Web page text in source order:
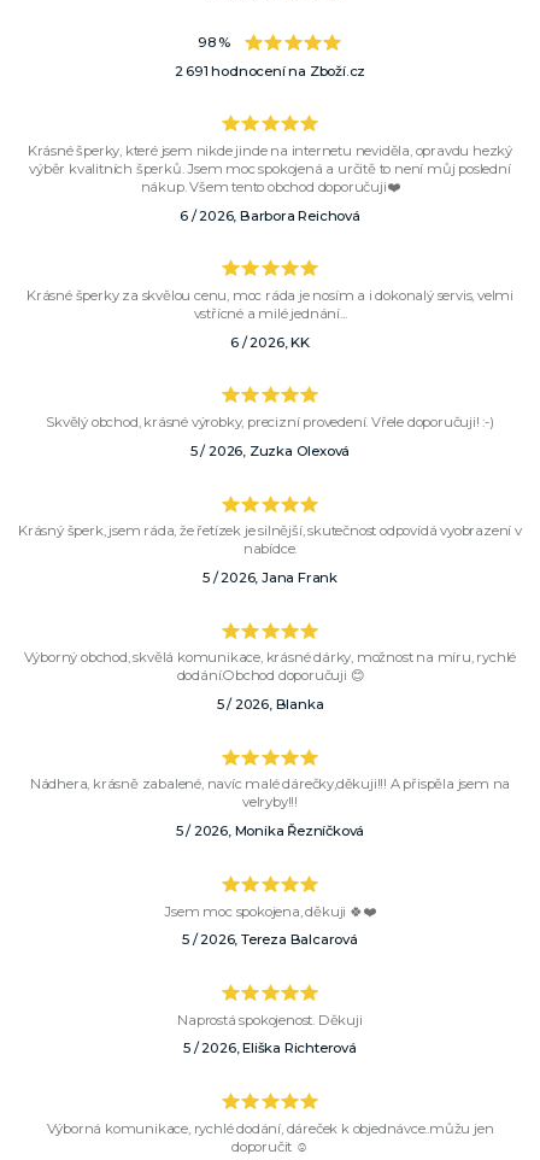
98 %
2 691 hodnocení na Zboží.cz
Krásné šperky, které jsem nikde jinde na internetu neviděla, opravdu hezký
výběr kvalitních šperků. Jsem moc spokojená a určitě to není můj poslední
nákup. Všem tento obchod doporučuji❤️
6 / 2026, Barbora Reichová
Krásné šperky za skvělou cenu, moc ráda je nosím a i dokonalý servis, velmi
vstřícné a milé jednání...
6 / 2026, KK
Skvělý obchod, krásné výrobky, precizní provedení. Vřele doporučuji! :-)
5 / 2026, Zuzka Olexová
Krásný šperk, jsem ráda, že řetízek je silnější, skutečnost odpovídá vyobrazení v
nabídce.
5 / 2026, Jana Frank
Výborný obchod, skvělá komunikace, krásné dárky, možnost na míru, rychlé
dodání.Obchod doporučuji 😊
5 / 2026, Blanka
Nádhera, krásně zabalené, navíc malé dárečky,děkuji!!! A přispěla jsem na
velryby!!!
5 / 2026, Monika Řezníčková
Jsem moc spokojena, děkuji 🍀❤️
5 / 2026, Tereza Balcarová
Naprostá spokojenost. Děkuji
5 / 2026, Eliška Richterová
Výborná komunikace, rychlé dodání, dáreček k objednávce..můžu jen
doporučit ☺️